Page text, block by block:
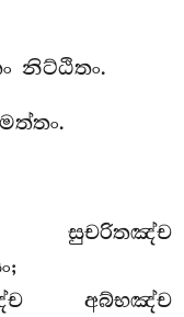
නිට්ඨිතං.
අබ්භඤ්ච